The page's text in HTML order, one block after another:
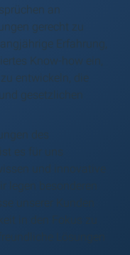
an
gerecht zu
Erfahrung,
Know-how ein,
entwickeln, die
gesetzlichen
des
es für uns
und innovative
legen besonderen
unserer Kunden
in den Fokus zu
Lösungen